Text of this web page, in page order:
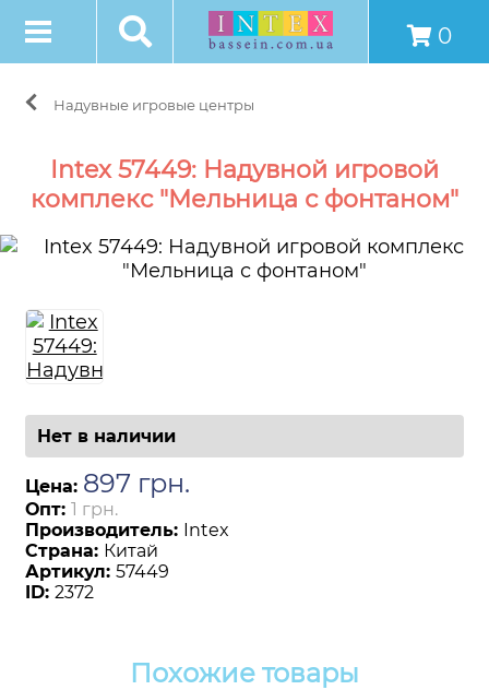
0
Надувные игровые центры
Intex 57449: Надувной игровой
комплекс "Мельница с фонтаном"
Нет в наличии
Цена: 897 грн.
Опт: 1 грн.
Производитель: Intex
Страна: Китай
Артикул: 57449
ID: 2372
Похожие товары